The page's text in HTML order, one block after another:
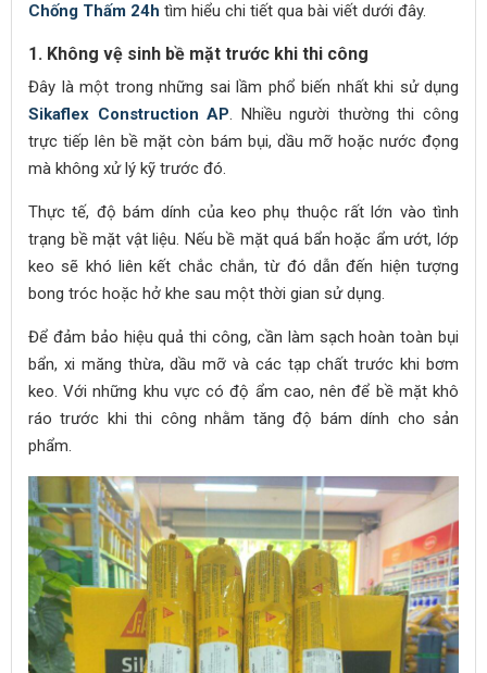
Chống Thấm 24h tìm hiểu chi tiết qua bài viết dưới đây.
1. Không vệ sinh bề mặt trước khi thi công
Đây là một trong những sai lầm phổ biến nhất khi sử dụng
Sikaflex Construction AP. Nhiều người thường thi công
trực tiếp lên bề mặt còn bám bụi, dầu mỡ hoặc nước đọng
mà không xử lý kỹ trước đó.
Thực tế, độ bám dính của keo phụ thuộc rất lớn vào tình
trạng bề mặt vật liệu. Nếu bề mặt quá bẩn hoặc ẩm ướt, lớp
keo sẽ khó liên kết chắc chắn, từ đó dẫn đến hiện tượng
bong tróc hoặc hở khe sau một thời gian sử dụng.
Để đảm bảo hiệu quả thi công, cần làm sạch hoàn toàn bụi
bẩn, xi măng thừa, dầu mỡ và các tạp chất trước khi bơm
keo. Với những khu vực có độ ẩm cao, nên để bề mặt khô
ráo trước khi thi công nhằm tăng độ bám dính cho sản
phẩm.